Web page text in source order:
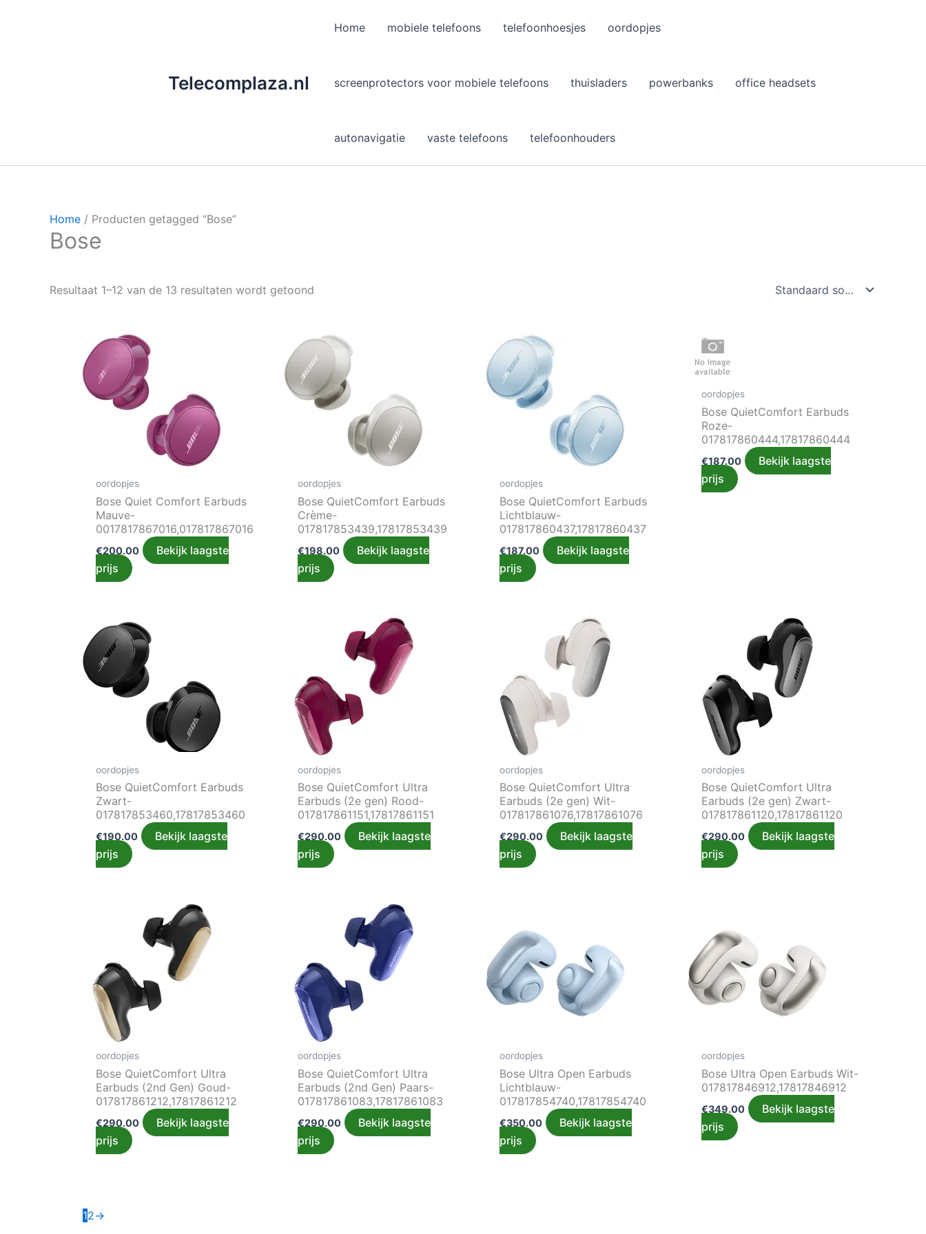
Telecomplaza.nl
Home mobiele telefoons telefoonhoesjes oordopjes
screenprotectors voor mobiele telefoons thuisladers powerbanks office headsets
autonavigatie vaste telefoons telefoonhouders
Home / Producten getagged “Bose”
Bose
Resultaat 1–12 van de 13 resultaten wordt getoond
oordopjes
Bose Quiet Comfort Earbuds
Mauve-
0017817867016,017817867016
€200.00
Bekijk laagste
prijs
oordopjes
Bose QuietComfort Earbuds
Crème-
017817853439,17817853439
€198.00
Bekijk laagste
prijs
oordopjes
Bose QuietComfort Earbuds
Lichtblauw-
017817860437,17817860437
€187.00
Bekijk laagste
prijs
oordopjes
Bose QuietComfort Earbuds
Roze-
017817860444,17817860444
€187.00
Bekijk laagste
prijs
oordopjes
Bose QuietComfort Earbuds
Zwart-
017817853460,17817853460
€190.00
Bekijk laagste
prijs
oordopjes
Bose QuietComfort Ultra
Earbuds (2e gen) Rood-
017817861151,17817861151
€290.00
Bekijk laagste
prijs
oordopjes
Bose QuietComfort Ultra
Earbuds (2e gen) Wit-
017817861076,17817861076
€290.00
Bekijk laagste
prijs
oordopjes
Bose QuietComfort Ultra
Earbuds (2e gen) Zwart-
017817861120,17817861120
€290.00
Bekijk laagste
prijs
oordopjes
Bose QuietComfort Ultra
Earbuds (2nd Gen) Goud-
017817861212,17817861212
€290.00
Bekijk laagste
prijs
oordopjes
Bose QuietComfort Ultra
Earbuds (2nd Gen) Paars-
017817861083,17817861083
€290.00
Bekijk laagste
prijs
oordopjes
Bose Ultra Open Earbuds
Lichtblauw-
017817854740,17817854740
€350.00
Bekijk laagste
prijs
oordopjes
Bose Ultra Open Earbuds Wit-
017817846912,17817846912
€349.00
Bekijk laagste
prijs
12→